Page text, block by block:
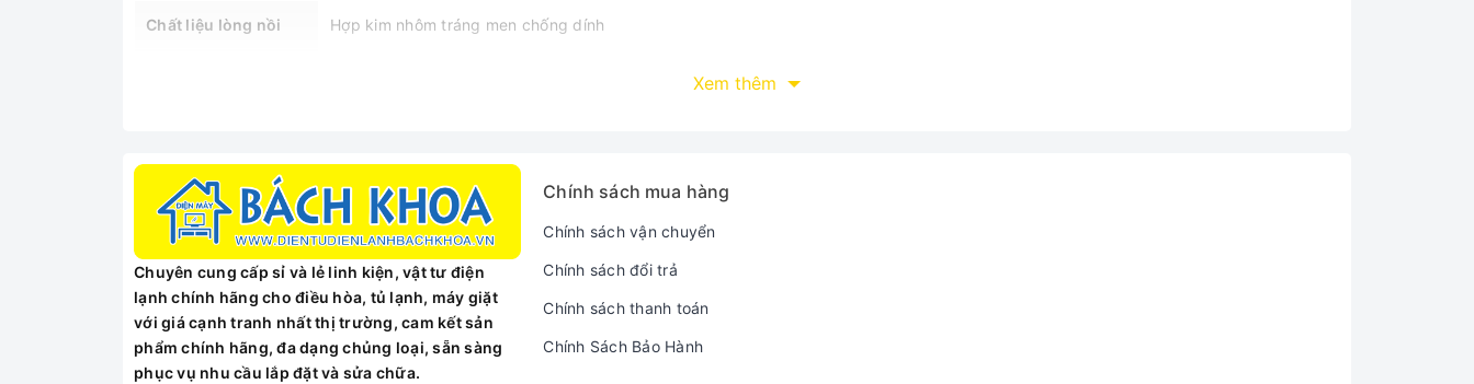
Chất liệu lòng nồi Hợp kim nhôm tráng men chống dính
MÔ TẢ SẢN PHẨM
Xem thêm
Chuyên cung cấp sỉ và lẻ linh kiện, vật tư điện
lạnh chính hãng cho điều hòa, tủ lạnh, máy giặt
với giá cạnh tranh nhất thị trường, cam kết sản
phẩm chính hãng, đa dạng chủng loại, sẵn sàng
phục vụ nhu cầu lắp đặt và sửa chữa.
Chính sách mua hàng
Chính sách vận chuyển
Chính sách đổi trả
Chính sách thanh toán
Chính Sách Bảo Hành